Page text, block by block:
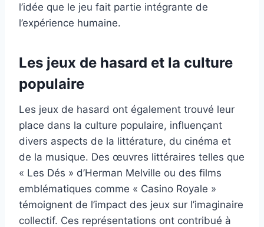
l’idée que le jeu fait partie intégrante de
l’expérience humaine.
Les jeux de hasard et la culture
populaire
Les jeux de hasard ont également trouvé leur
place dans la culture populaire, influençant
divers aspects de la littérature, du cinéma et
de la musique. Des œuvres littéraires telles que
« Les Dés » d’Herman Melville ou des films
emblématiques comme « Casino Royale »
témoignent de l’impact des jeux sur l’imaginaire
collectif. Ces représentations ont contribué à